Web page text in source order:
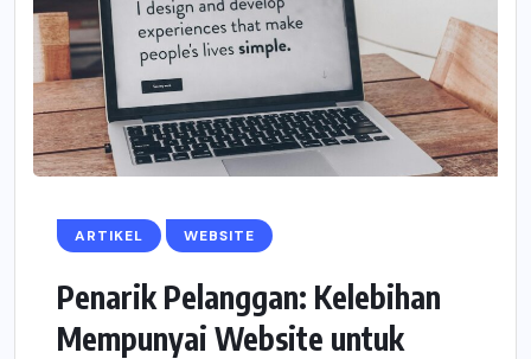
ARTIKEL WEBSITE
Penarik Pelanggan: Kelebihan
Mempunyai Website untuk